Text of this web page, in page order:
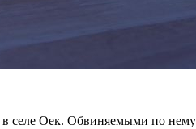
в селе Оек. Обвиняемыми по